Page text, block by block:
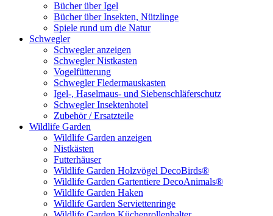
Bücher über Igel
Bücher über Insekten, Nützlinge
Spiele rund um die Natur
Schwegler
Schwegler anzeigen
Schwegler Nistkasten
Vogelfütterung
Schwegler Fledermauskasten
Igel-, Haselmaus- und Siebenschläferschutz
Schwegler Insektenhotel
Zubehör / Ersatzteile
Wildlife Garden
Wildlife Garden anzeigen
Nistkästen
Futterhäuser
Wildlife Garden Holzvögel DecoBirds®
Wildlife Garden Gartentiere DecoAnimals®
Wildlife Garden Haken
Wildlife Garden Serviettenringe